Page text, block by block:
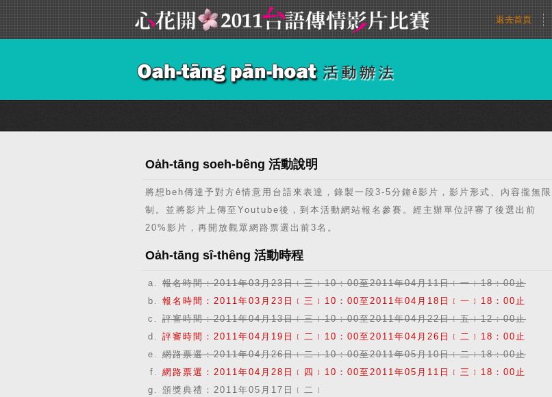
返去首頁
Oa̍h-tāng soeh-bêng 活動說明
將想beh傳達予對方ê情意用台語來表達，錄製一段3-5分鐘ê影片，影片形式、內容攏無限
制。並將影片上傳至Youtube後，到本活動網站報名參賽。經主辦單位評審了後選出前
20%影片，再開放觀眾網路票選出前3名。
Oa̍h-tāng sî-thêng 活動時程
報名時間：2011年03月23日﹝三﹞10：00至2011年04月11日﹝一﹞18：00止
報名時間：2011年03月23日﹝三﹞10：00至2011年04月18日﹝一﹞18：00止
評審時間：2011年04月13日﹝三﹞10：00至2011年04月22日﹝五﹞12：00止
評審時間：2011年04月19日﹝二﹞10：00至2011年04月26日﹝二﹞18：00止
網路票選：2011年04月26日﹝二﹞10：00至2011年05月10日﹝二﹞18：00止
網路票選：2011年04月28日﹝四﹞10：00至2011年05月11日﹝三﹞18：00止
頒獎典禮：2011年05月17日﹝二﹞